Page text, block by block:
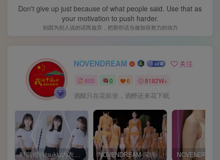
Don't give up just because of what people said. Use that as
your motivation to push harder.
别因为别人说的话而放弃，把那些话当做加倍努力的动力
NOVENDREAM 关注
805 0 6 8182W+
酒醒只在花前坐，酒醉还来花下眠
时装模特tsukiu内衣广告片+白色短T套装👗4K原片视频 NOVENDREAM-深圳时装周内衣秀现场花絮大长腿模特郭炳琪-李天舒